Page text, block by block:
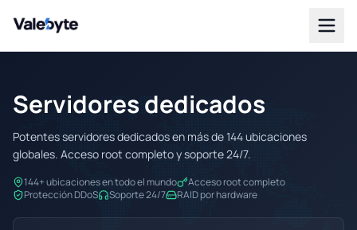
Valebyte
Servidores dedicados
Potentes servidores dedicados en más de 144 ubicaciones
globales. Acceso root completo y soporte 24/7.
144+ ubicaciones en todo el mundo
Acceso root completo
Protección DDoS
Soporte 24/7 RAID por hardware